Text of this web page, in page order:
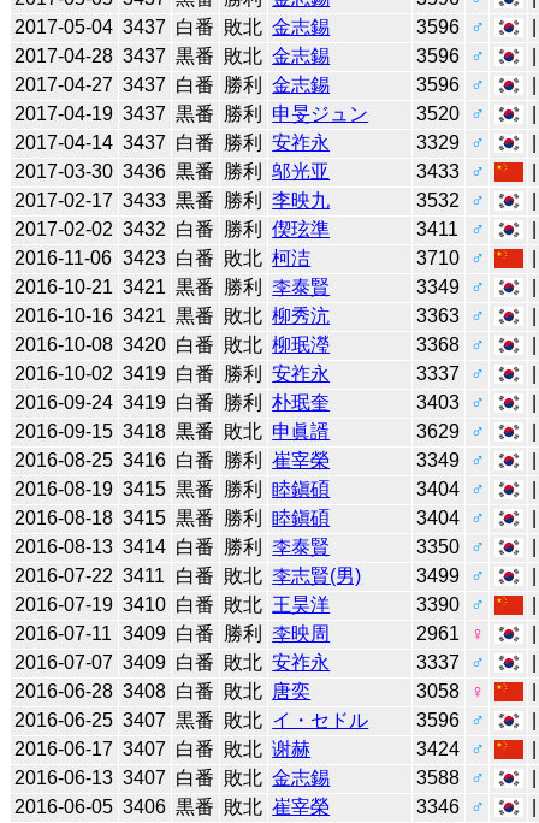
2017-05-04 3437 白番 敗北 金志錫 3596 ♂
2017-04-28 3437 黒番 敗北 金志錫 3596 ♂
2017-04-27 3437 白番 勝利 金志錫 3596 ♂
2017-04-19 3437 黒番 勝利 申旻ジュン 3520 ♂
2017-04-14 3437 白番 勝利 安祚永 3329 ♂
2017-03-30 3436 黒番 勝利 邬光亚 3433 ♂
2017-02-17 3433 黒番 勝利 李映九 3532 ♂
2017-02-02 3432 白番 勝利 偰玹準 3411 ♂
2016-11-06 3423 白番 敗北 柯洁 3710 ♂
2016-10-21 3421 黒番 勝利 李泰賢 3349 ♂
2016-10-16 3421 黒番 敗北 柳秀沆 3363 ♂
2016-10-08 3420 白番 敗北 柳珉瀅 3368 ♂
2016-10-02 3419 白番 勝利 安祚永 3337 ♂
2016-09-24 3419 白番 勝利 朴珉奎 3403 ♂
2016-09-15 3418 黒番 敗北 申眞諝 3629 ♂
2016-08-25 3416 白番 勝利 崔宰榮 3349 ♂
2016-08-19 3415 黒番 勝利 睦鎭碩 3404 ♂
2016-08-18 3415 黒番 勝利 睦鎭碩 3404 ♂
2016-08-13 3414 白番 勝利 李泰賢 3350 ♂
2016-07-22 3411 白番 敗北 李志賢(男) 3499 ♂
2016-07-19 3410 白番 敗北 王昊洋 3390 ♂
2016-07-11 3409 白番 勝利 李映周 2961 ♀
2016-07-07 3409 白番 敗北 安祚永 3337 ♂
2016-06-28 3408 白番 敗北 唐奕 3058 ♀
2016-06-25 3407 黒番 敗北 イ・セドル 3596 ♂
2016-06-17 3407 白番 敗北 谢赫 3424 ♂
2016-06-13 3407 白番 敗北 金志錫 3588 ♂
2016-06-05 3406 黒番 敗北 崔宰榮 3346 ♂